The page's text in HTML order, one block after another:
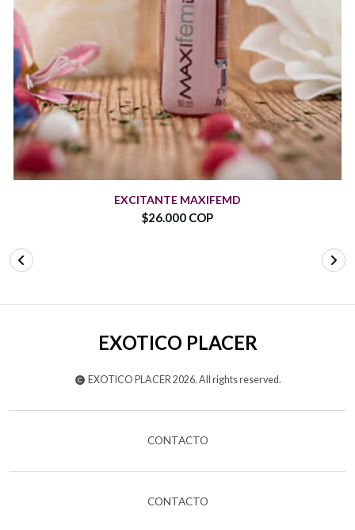
EXCITANTE MAXIFEMD
$26.000 COP
EXOTICO PLACER
EXOTICO PLACER 2026. All rights reserved.
CONTACTO
CONTACTO